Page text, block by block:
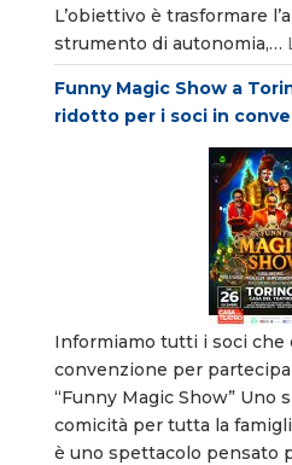
L’obiettivo è trasformare
strumento di autonomia,…
Funny Magic Show a
ridotto per i soci in
Informiamo tutti i soci che
convenzione per
“Funny Magic Show” Uno
comicità per tutta la
è uno spettacolo pensato